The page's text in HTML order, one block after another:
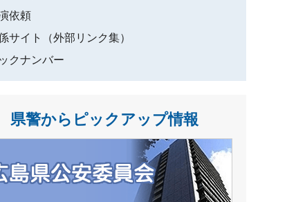
依頼
サイト（外部リンク集）
クナンバー
県警からピックアップ情報